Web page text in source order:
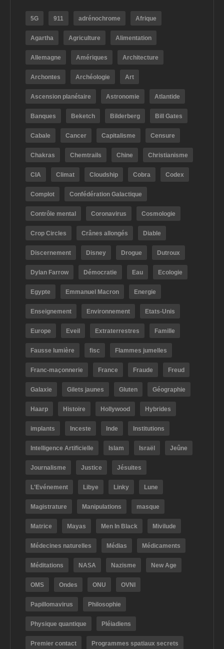
5G 911 adrénochrome Afrique
Agartha Agriculture Alimentation
Allemagne Amériques Architecture
Archontes Archéologie Art
Ascension planétaire Astronomie Atlantide
Banques Beketch Bilderberg Bill Gates
Cabale Cancer Capitalisme Censure
Chakras Chemtrails Chine Christianisme
CIA Climat Cloudship Cobra Codex
Complot Confédération Galactique
Contrôle mental Coronavirus Cosmologie
Crop Circles Crânes allongés Diable
Discernement Disney Drogue Dutroux
Dylan Farrow Démocratie Eau Ecologie
Egypte Emmanuel Macron Energie
Enseignement Environnement Etats-Unis
Europe Eveil Extraterrestres Famille
Fausse lumière fisc Flammes jumelles
Franc-maçonnerie France Fraude Freud
Galaxie Gilets jaunes Gluten Géographie
Haarp Histoire Hollywood Hybrides
implants Inceste Inde Institutions
Intelligence Artificielle Islam Israël Jeûne
Journalisme Justice Jésuites
L'Evénement Libye Linky Lune
Magistrature Manipulations masque
Matrice Mayas Men In Black Mivilude
Médecines naturelles Médias Médicaments
Méditations NASA Nazisme New Age
OMS Ondes ONU OVNI
Papillomavirus Philosophie
Physique quantique Pléiadiens
Premier contact Programmes spatiaux secrets